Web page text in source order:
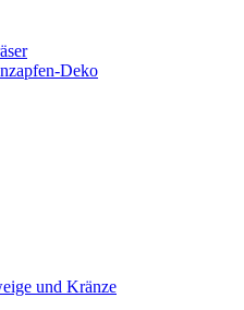
Deko
und Kränze